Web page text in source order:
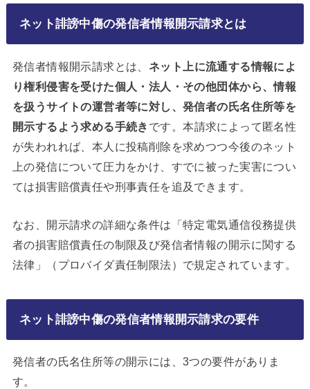
ネット誹謗中傷の発信者情報開示請求とは
発信者情報開示請求とは、 ネット上に流通する情報によ
り権利侵害を受けた個人・法人・その他団体から、情報
を扱うサイトの運営者等に対し、発信者の氏名住所等を
開示するよう求める手続き です。本請求によって匿名性
が失われれば、本人に投稿削除を求めつつ今後のネット
上の発信について圧力をかけ、すでに被った実害につい
ては損害賠償責任や刑事責任を追及できます。
なお、開示請求の詳細な条件は「特定電気通信役務提供
者の損害賠償責任の制限及び発信者情報の開示に関する
法律」（プロバイダ責任制限法）で規定されています。
ネット誹謗中傷の発信者情報開示請求の要件
発信者の氏名住所等の開示には、3つの要件がありま
す。